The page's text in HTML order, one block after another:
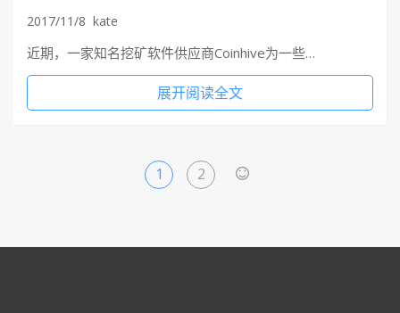
2017/11/8 kate
近期，一家知名挖矿软件供应商Coinhive为一些…
展开阅读全文
1 2